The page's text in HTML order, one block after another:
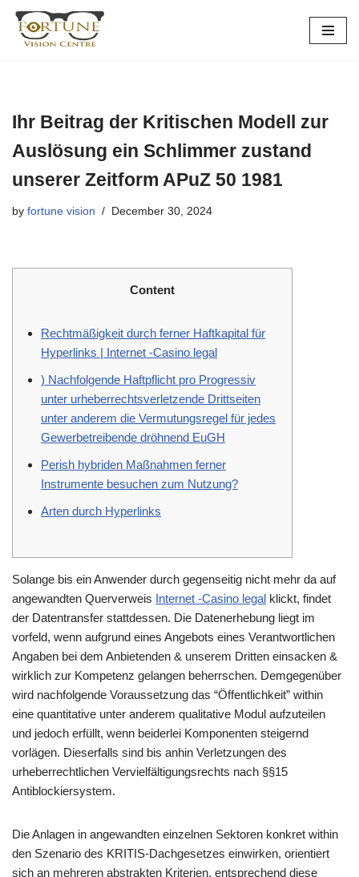
Skip
Ihr Beitrag der Kritischen Modell zur
Auslösung ein Schlimmer zustand
unserer Zeitform APuZ 50 1981
by fortune vision December 30, 2024
Content
Rechtmäßigkeit durch ferner Haftkapital für
Hyperlinks | Internet -Casino legal
) Nachfolgende Haftpflicht pro Progressiv
unter urheberrechtsverletzende Drittseiten
unter anderem die Vermutungsregel für jedes
Gewerbetreibende dröhnend EuGH
Perish hybriden Maßnahmen ferner
Instrumente besuchen zum Nutzung?
Arten durch Hyperlinks
Solange bis ein Anwender durch gegenseitig nicht mehr da auf
angewandten Querverweis Internet -Casino legal klickt, findet
der Datentransfer stattdessen. Die Datenerhebung liegt im
vorfeld, wenn aufgrund eines Angebots eines Verantwortlichen
Angaben bei dem Anbietenden & unserem Dritten einsacken &
wirklich zur Kompetenz gelangen beherrschen. Demgegenüber
wird nachfolgende Voraussetzung das “Öffentlichkeit” within
eine quantitative unter anderem qualitative Modul aufzuteilen
und jedoch erfüllt, wenn beiderlei Komponenten steigernd
vorlägen. Dieserfalls sind bis anhin Verletzungen des
urheberrechtlichen Vervielfältigungsrechts nach §§15
Antiblockiersystem.
Die Anlagen in angewandten einzelnen Sektoren konkret within
den Szenario des KRITIS-Dachgesetzes einwirken, orientiert
sich an mehreren abstrakten Kriterien, entsprechend diese